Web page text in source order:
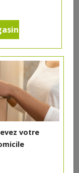
votre
8.76€/pc*
+